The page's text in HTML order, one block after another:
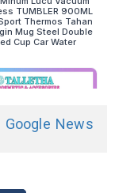
Google News